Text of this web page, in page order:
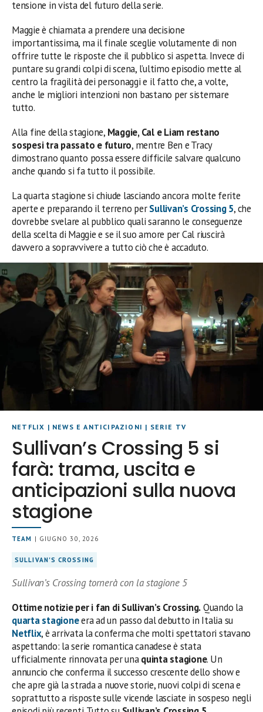
tensione in vista del futuro della serie.
Maggie è chiamata a prendere una decisione
importantissima, ma il finale sceglie volutamente di non
offrire tutte le risposte che il pubblico si aspetta. Invece di
puntare su grandi colpi di scena, l’ultimo episodio mette al
centro la fragilità dei personaggi e il fatto che, a volte,
anche le migliori intenzioni non bastano per sistemare
tutto.
Alla fine della stagione, Maggie, Cal e Liam restano
sospesi tra passato e futuro, mentre Ben e Tracy
dimostrano quanto possa essere difficile salvare qualcuno
anche quando si fa tutto il possibile.
La quarta stagione si chiude lasciando ancora molte ferite
aperte e preparando il terreno perSullivan’s Crossing 5, che
dovrebbe svelare al pubblico quali saranno le conseguenze
della scelta di Maggie e se il suo amore per Cal riuscirà
davvero a sopravvivere a tutto ciò che è accaduto.
NETFLIX | NEWS E ANTICIPAZIONI | SERIE TV
Sullivan’s Crossing 5 si
farà: trama, uscita e
anticipazioni sulla nuova
stagione
TEAM | GIUGNO 30, 2026
SULLIVAN'S CROSSING
Sullivan’s Crossing tornerà con la stagione 5
Ottime notizie per i fan di Sullivan’s Crossing.Quando la
quarta stagioneera ad un passo dal debutto in Italia su
Netflix, è arrivata la conferma che molti spettatori stavano
aspettando: la serie romantica canadese è stata
ufficialmente rinnovata per unaquinta stagione. Un
annuncio che conferma il successo crescente dello show e
che apre già la strada a nuove storie, nuovi colpi di scena e
soprattutto a risposte sulle vicende lasciate in sospeso negli